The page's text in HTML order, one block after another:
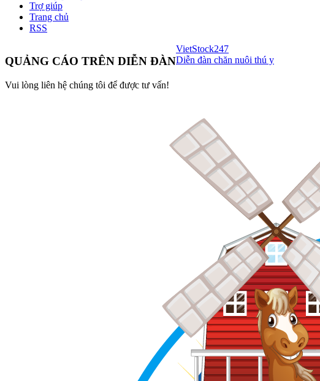
Trợ giúp
Trang chủ
RSS
QUẢNG CÁO TRÊN DIỄN ĐÀN
Vui lòng liên hệ chúng tôi để được tư vấn!
VietStock247
Diễn đàn chăn nuôi thú y